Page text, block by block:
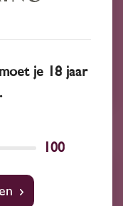
je 18 jaar
100